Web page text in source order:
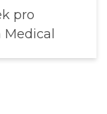
pro